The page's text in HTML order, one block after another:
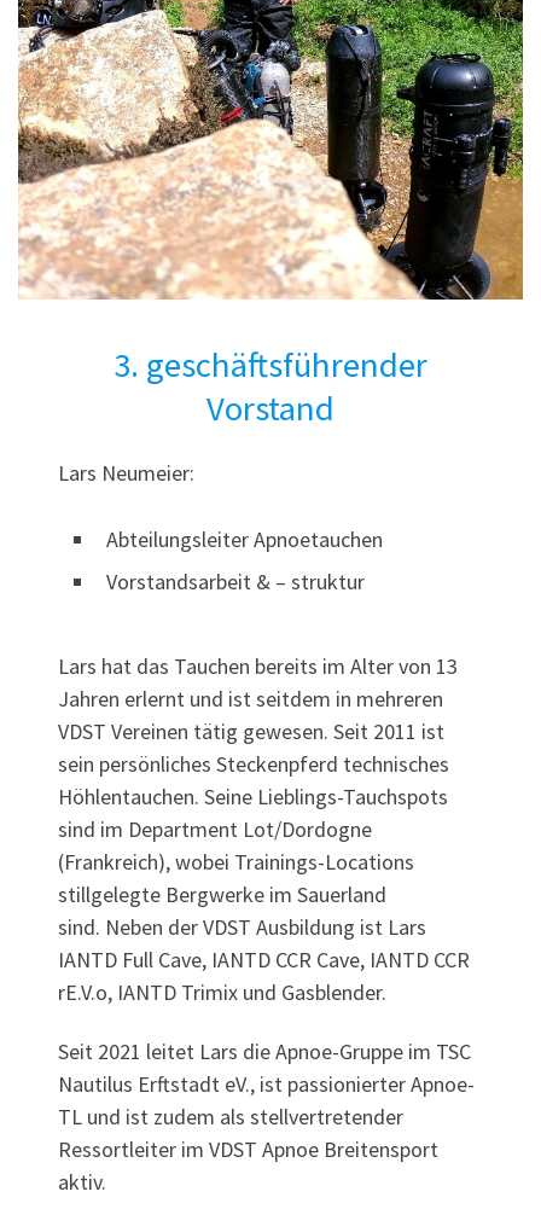
3. geschäftsführender
Vorstand
Lars Neumeier:
Abteilungsleiter Apnoetauchen
Vorstandsarbeit & – struktur
Lars hat das Tauchen bereits im Alter von 13
Jahren erlernt und ist seitdem in mehreren
VDST Vereinen tätig gewesen. Seit 2011 ist
sein persönliches Steckenpferd technisches
Höhlentauchen. Seine Lieblings-Tauchspots
sind im Department Lot/Dordogne
(Frankreich), wobei Trainings-Locations
stillgelegte Bergwerke im Sauerland
sind. Neben der VDST Ausbildung ist Lars
IANTD Full Cave, IANTD CCR Cave, IANTD CCR
rE.V.o, IANTD Trimix und Gasblender.
Seit 2021 leitet Lars die Apnoe-Gruppe im TSC
Nautilus Erftstadt eV., ist passionierter Apnoe-
TL und ist zudem als stellvertretender
Ressortleiter im VDST Apnoe Breitensport
aktiv.